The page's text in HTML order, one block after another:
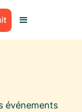
événements